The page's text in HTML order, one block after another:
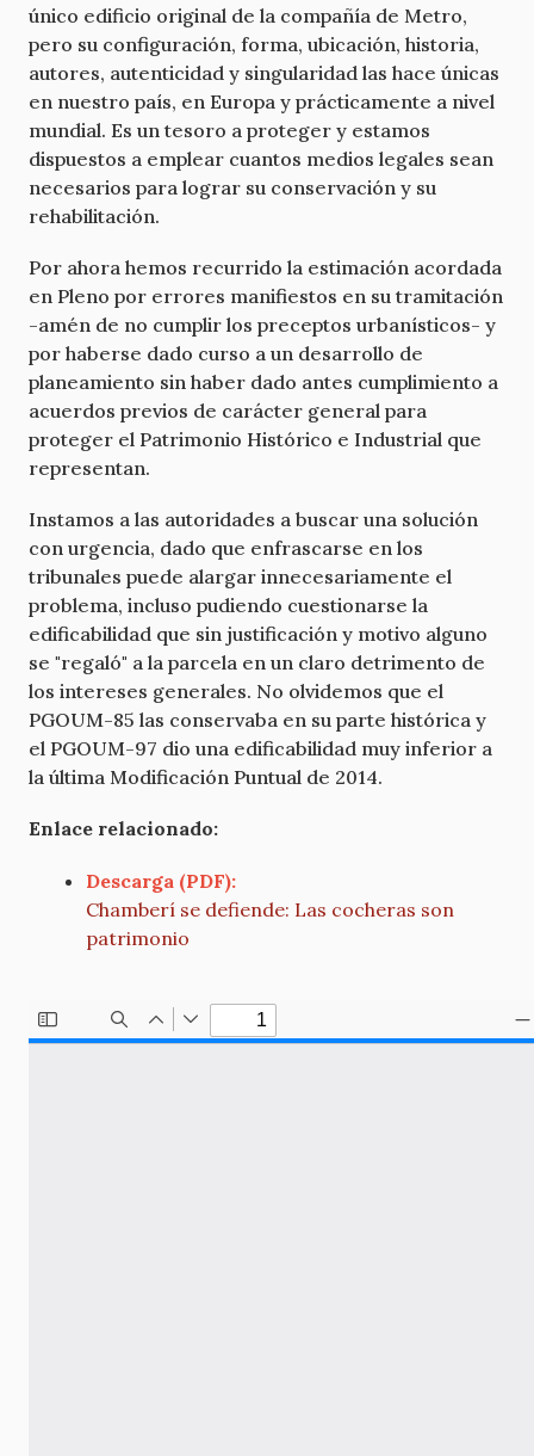
único edificio original de la compañía de Metro,
pero su configuración, forma, ubicación, historia,
autores, autenticidad y singularidad las hace únicas
en nuestro país, en Europa y prácticamente a nivel
mundial. Es un tesoro a proteger y estamos
dispuestos a emplear cuantos medios legales sean
necesarios para lograr su conservación y su
rehabilitación.
Por ahora hemos recurrido la estimación acordada
en Pleno por errores manifiestos en su tramitación
-amén de no cumplir los preceptos urbanísticos- y
por haberse dado curso a un desarrollo de
planeamiento sin haber dado antes cumplimiento a
acuerdos previos de carácter general para
proteger el Patrimonio Histórico e Industrial que
representan.
Instamos a las autoridades a buscar una solución
con urgencia, dado que enfrascarse en los
tribunales puede alargar innecesariamente el
problema, incluso pudiendo cuestionarse la
edificabilidad que sin justificación y motivo alguno
se "regaló" a la parcela en un claro detrimento de
los intereses generales. No olvidemos que el
PGOUM-85 las conservaba en su parte histórica y
el PGOUM-97 dio una edificabilidad muy inferior a
la última Modificación Puntual de 2014.
Enlace relacionado:
Descarga (PDF):
Chamberí se defiende: Las cocheras son
patrimonio